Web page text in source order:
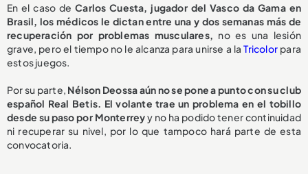
En el caso deCarlos Cuesta, jugador del Vasco da Gama en
Brasil, los médicos le dictan entre una y dos semanas más de
recuperación por problemas musculares, no es una lesión
grave, pero el tiempo no le alcanza para unirse a laTricolor para
estos juegos.
Por su parte, Nélson Deossa aún no se pone a punto con su club
español Real Betis. El volante trae un problema en el tobillo
desde su paso por Monterreyy no ha podido tener continuidad
ni recuperar su nivel, por lo que tampoco hará parte de esta
convocatoria.